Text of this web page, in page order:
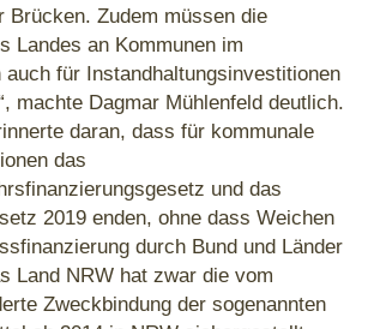
Brücken. Zudem müssen die
Landes an Kommunen im
auch für Instandhaltungsinvestitionen
machte Dagmar Mühlenfeld deutlich.
daran, dass für kommunale
das
und das
2019 enden, ohne dass Weichen
durch Bund und Länder
Land NRW hat zwar die vom
Zweckbindung der sogenannten